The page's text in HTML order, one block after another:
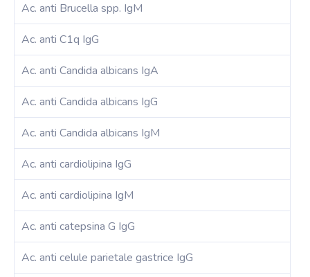
Ac. anti Brucella spp. IgM
Ac. anti C1q IgG
Ac. anti Candida albicans IgA
Ac. anti Candida albicans IgG
Ac. anti Candida albicans IgM
Ac. anti cardiolipina IgG
Ac. anti cardiolipina IgM
Ac. anti catepsina G IgG
Ac. anti celule parietale gastrice IgG